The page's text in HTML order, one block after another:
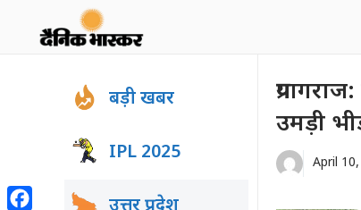
उमड़ी
April
बड़ी खबर
IPL 2025